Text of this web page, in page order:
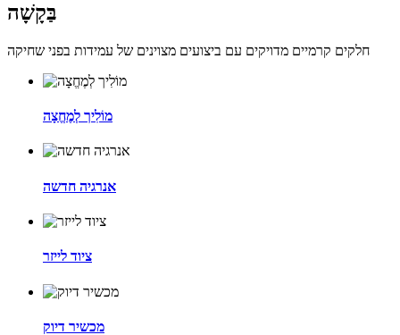
בַּקָשָׁה
חלקים קרמיים מדויקים עם ביצועים מצוינים של עמידות בפני שחיקה
מוֹלִיך לְמֶחֱצָה
אנרגיה חדשה
ציוד לייזר
מכשיר דיוק